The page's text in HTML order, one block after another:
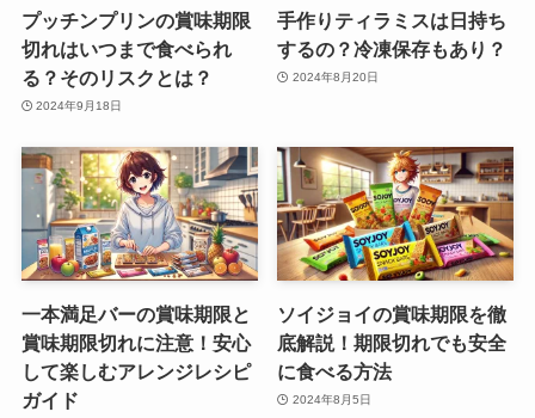
プッチンプリンの賞味期限
切れはいつまで食べられ
る？そのリスクとは？
2024年9月18日
手作りティラミスは日持ち
するの？冷凍保存もあり？
2024年8月20日
一本満足バーの賞味期限と
賞味期限切れに注意！安心
して楽しむアレンジレシピ
ガイド
ソイジョイの賞味期限を徹
底解説！期限切れでも安全
に食べる方法
2024年8月5日